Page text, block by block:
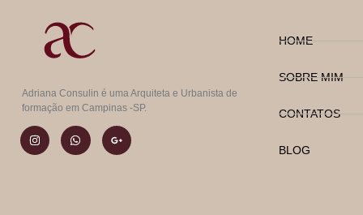
Adriana Consulin é uma Arquiteta e Urbanista de
formação em Campinas -SP.
HOME
SOBRE MIM
CONTATOS
BLOG